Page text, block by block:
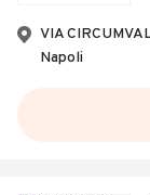
VIA
Napoli